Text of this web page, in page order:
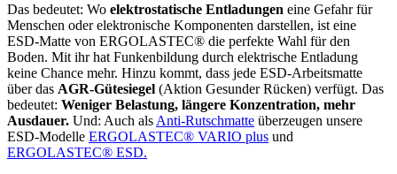
Das bedeutet: Wo elektrostatische Entladungen eine Gefahr für
Menschen oder elektronische Komponenten darstellen, ist eine
ESD-Matte von ERGOLASTEC® die perfekte Wahl für den
Boden. Mit ihr hat Funkenbildung durch elektrische Entladung
keine Chance mehr. Hinzu kommt, dass jede ESD-Arbeitsmatte
über das AGR-Gütesiegel (Aktion Gesunder Rücken) verfügt. Das
bedeutet: Weniger Belastung, längere Konzentration, mehr
Ausdauer. Und: Auch als Anti-Rutschmatte überzeugen unsere
ESD-Modelle ERGOLASTEC® VARIO plus und
ERGOLASTEC® ESD.